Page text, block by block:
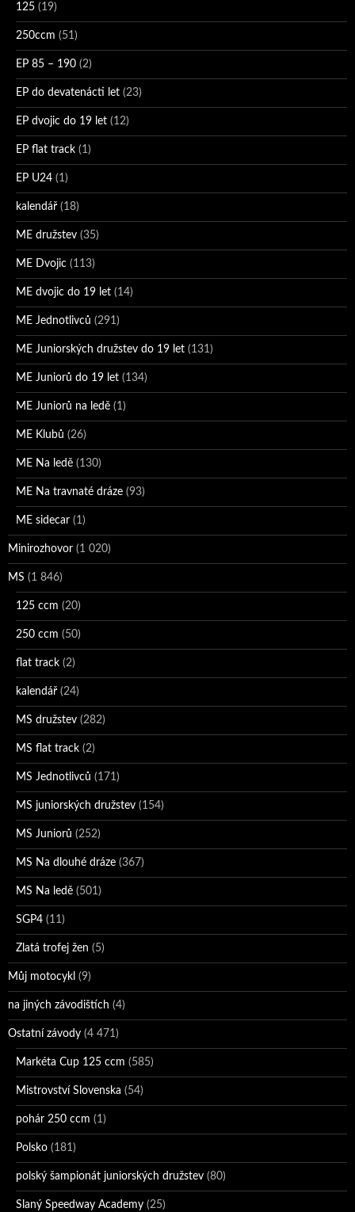
125 (19)
250ccm (51)
EP 85 – 190 (2)
EP do devatenácti let (23)
EP dvojic do 19 let (12)
EP flat track (1)
EP U24 (1)
kalendář (18)
ME družstev (35)
ME Dvojic (113)
ME dvojic do 19 let (14)
ME Jednotlivců (291)
ME Juniorských družstev do 19 let (131)
ME Juniorů do 19 let (134)
ME Juniorů na ledě (1)
ME Klubů (26)
ME Na ledě (130)
ME Na travnaté dráze (93)
ME sidecar (1)
Minirozhovor (1 020)
MS (1 846)
125 ccm (20)
250 ccm (50)
flat track (2)
kalendář (24)
MS družstev (282)
MS flat track (2)
MS Jednotlivců (171)
MS juniorských družstev (154)
MS Juniorů (252)
MS Na dlouhé dráze (367)
MS Na ledě (501)
SGP4 (11)
Zlatá trofej žen (5)
Můj motocykl (9)
na jiných závodištích (4)
Ostatní závody (4 471)
Markéta Cup 125 ccm (585)
Mistrovství Slovenska (54)
pohár 250 ccm (1)
Polsko (181)
polský šampionát juniorských družstev (80)
Slaný Speedway Academy (25)